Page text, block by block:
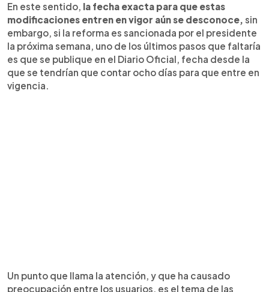
En este sentido, la fecha exacta para que estas
modificaciones entren en vigor aún se desconoce, sin
embargo, si la reforma es sancionada por el presidente
la próxima semana, uno de los últimos pasos que faltaría
es que se publique en el Diario Oficial, fecha desde la
que se tendrían que contar ocho días para que entre en
vigencia.
Un punto que llama la atención, y que ha causado
preocupación entre los usuarios, es el tema de las